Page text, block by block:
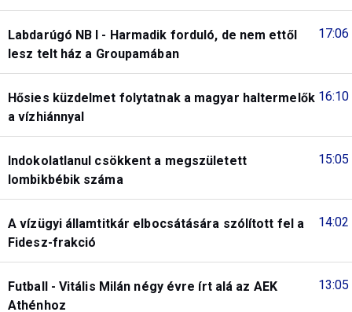
17:06
Labdarúgó NB I - Harmadik forduló, de nem ettől
lesz telt ház a Groupamában
16:10
Hősies küzdelmet folytatnak a magyar haltermelők
a vízhiánnyal
15:05
Indokolatlanul csökkent a megszületett
lombikbébik száma
14:02
A vízügyi államtitkár elbocsátására szólított fel a
Fidesz-frakció
13:05
Futball - Vitális Milán négy évre írt alá az AEK
Athénhoz